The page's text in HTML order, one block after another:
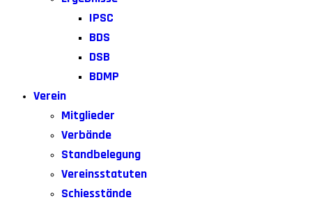
IPSC
BDS
DSB
BDMP
Verein
Mitglieder
Verbände
Standbelegung
Vereinsstatuten
Schiesstände